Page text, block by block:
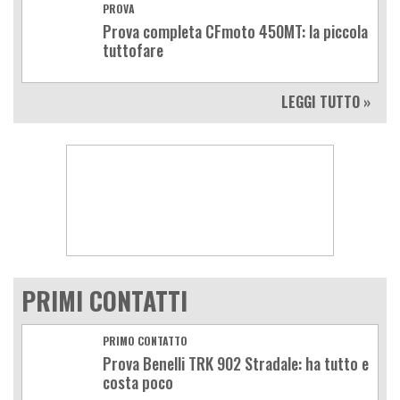
PROVA
Prova completa CFmoto 450MT: la piccola
tuttofare
LEGGI TUTTO »
PRIMI CONTATTI
PRIMO CONTATTO
Prova Benelli TRK 902 Stradale: ha tutto e
costa poco